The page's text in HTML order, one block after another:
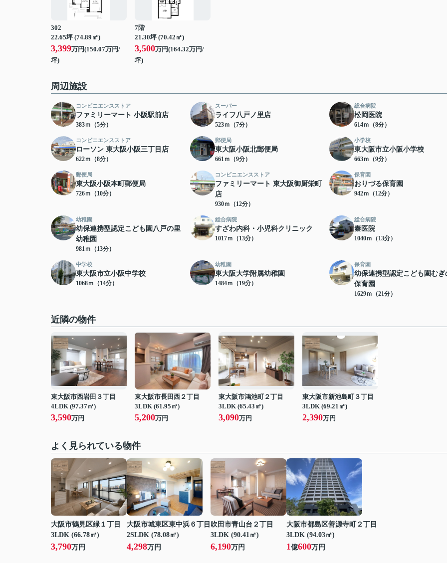
302
22.65坪 (74.89㎡)
3,399万円(150.07万円/
坪)
7階
21.30坪 (70.42㎡)
3,500万円(164.32万円/
坪)
周辺施設
コンビニエンスストア
ファミリーマート 小阪駅前店
383ｍ（5分）
スーパー
ライフ八戸ノ里店
523ｍ（7分）
総合病院
松岡医院
614ｍ（8分）
コンビニエンスストア
ローソン 東大阪小阪三丁目店
622ｍ（8分）
郵便局
東大阪小阪北郵便局
661ｍ（9分）
小学校
東大阪市立小阪小学校
663ｍ（9分）
郵便局
東大阪小阪本町郵便局
726ｍ（10分）
コンビニエンスストア
ファミリーマート 東大阪御厨栄町
店
930ｍ（12分）
保育園
おりづる保育園
942ｍ（12分）
幼稚園
幼保連携型認定こども園八戸の里
幼稚園
981ｍ（13分）
総合病院
すざわ内科・小児科クリニック
1017ｍ（13分）
総合病院
秦医院
1040ｍ（13分）
中学校
東大阪市立小阪中学校
1068ｍ（14分）
幼稚園
東大阪大学附属幼稚園
1484ｍ（19分）
保育園
幼保連携型認定こども園むぎ
保育園
1629ｍ（21分）
近隣の物件
東大阪市西岩田３丁目
4LDK (97.37㎡)
3,590万円
東大阪市長田西２丁目
3LDK (61.95㎡)
5,200万円
東大阪市鴻池町２丁目
3LDK (65.43㎡)
3,090万円
東大阪市新池島町３丁目
3LDK (69.21㎡)
2,390万円
よく見られている物件
大阪市鶴見区緑１丁目
3LDK (66.78㎡)
3,790万円
大阪市城東区東中浜６丁目
2SLDK (78.08㎡)
4,298万円
吹田市青山台２丁目
3LDK (90.41㎡)
6,190万円
大阪市都島区善源寺町２丁目
3LDK (94.03㎡)
1億600万円